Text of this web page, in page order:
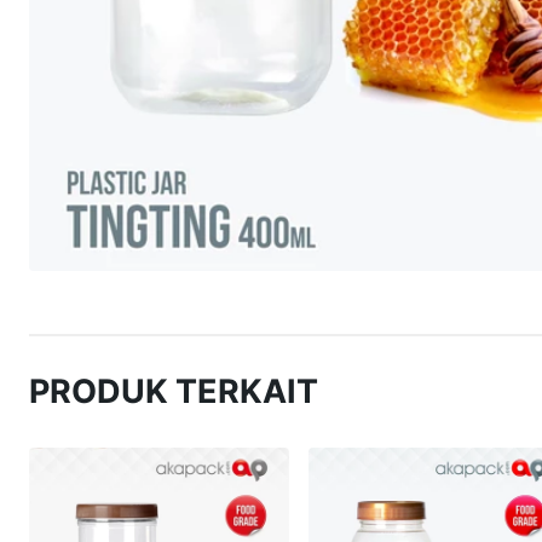
PRODUK TERKAIT